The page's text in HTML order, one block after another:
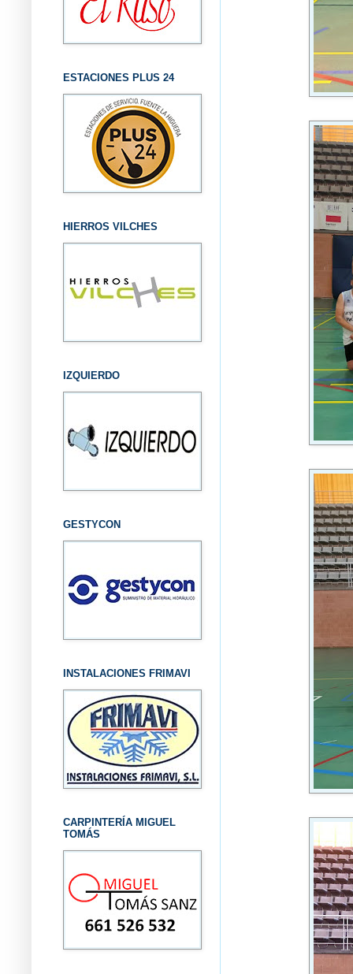
ESTACIONES PLUS 24
HIERROS VILCHES
IZQUIERDO
GESTYCON
INSTALACIONES FRIMAVI
CARPINTERÍA MIGUEL
TOMÁS